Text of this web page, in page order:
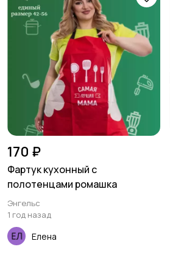
170 ₽
Фартук кухонный с
полотенцами ромашка
Энгельс
1 год назад
Елена